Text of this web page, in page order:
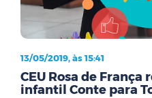
13/05/2019, às 15:41
CEU Rosa de
infantil Conte para